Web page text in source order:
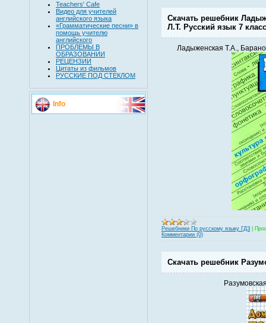
Teachers' Cafe
Видео для учителей
английского языка
«Грамматические песни» в
помощь учителю
английского
ПРОБЛЕМЫ В
ОБРАЗОВАНИИ
РЕЦЕНЗИИ
Цитаты из фильмов
РУССКИЕ ПОД СТЕКЛОМ
Info
Скачать решебник
Л.Т. Русский язык 7 класс
Ладыженская Т.А.,
Решебники По русскому языку ГДЗ
Комментарии (0)
Скачать решебник